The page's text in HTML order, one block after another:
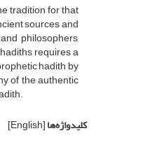
tradition for that
sources and
philosophers,
requires a
hadith by
of the authentic
کلیدواژه‌ها[English]